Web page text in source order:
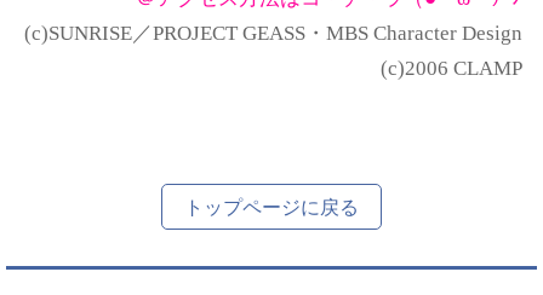
(c)SUNRISE／PROJECT GEASS・MBS Character Design
(c)2006 CLAMP
トップページに戻る